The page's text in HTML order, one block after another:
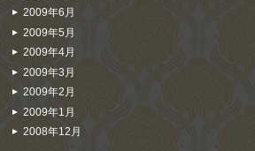
2009年6月
2009年5月
2009年4月
2009年3月
2009年2月
2009年1月
2008年12月